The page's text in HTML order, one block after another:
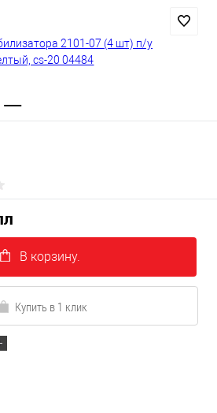
В корзину.
Купить в 1 клик